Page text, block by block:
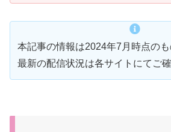
本記事の情報は2024年7月時点のも
最新の配信状況は各サイトにてご